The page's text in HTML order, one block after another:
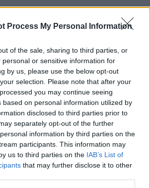
Process My Personal Information
of the sale, sharing to third parties, or
personal or sensitive information for
by us, please use the below opt-out
selection. Please note that after your
you may continue seeing
based on personal information utilized by
disclosed to third parties prior to
separately opt-out of the further
information by third parties on the
participants. This information may
us to third parties on the IAB’s List of
that may further disclose it to other